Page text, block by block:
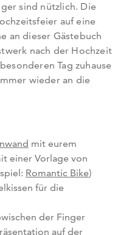
sind nützlich. Die
auf eine
an dieser Gästebuch
nach der Hochzeit
Tag zuhause
wieder an die
mit eurem
einer Vorlage von
Romantic Bike)
für die
der Finger
auf der